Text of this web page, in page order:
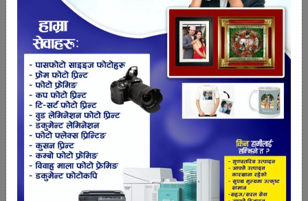
तपाईको प्रतिक्रिया